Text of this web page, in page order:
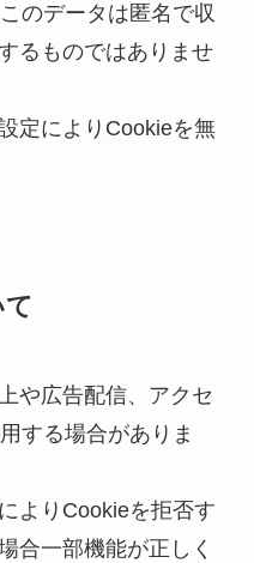
のデータは匿名で収
るものではありませ
定によりCookieを無
や広告配信、アクセ
する場合がありま
よりCookieを拒否す
合一部機能が正しく